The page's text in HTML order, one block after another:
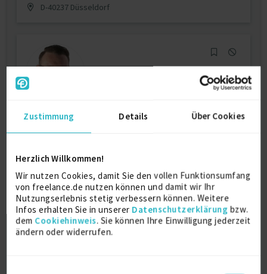
Zustimmung Details Über Cookies
Herzlich Willkommen!
Wir nutzen Cookies, damit Sie den vollen Funktionsumfang
von freelance.de nutzen können und damit wir Ihr
Nutzungserlebnis stetig verbessern können. Weitere
Infos erhalten Sie in unserer Datenschutzerklärung bzw.
dem Cookiehinweis. Sie können Ihre Einwilligung jederzeit
ändern oder widerrufen.
D-40237 Düsseldorf
Bestandszeichnungen digitalisieren und
modernis...
SolidWorks
17 J.
Verfügbarkeit einsehen
0
Referenzen
auf Anfrage